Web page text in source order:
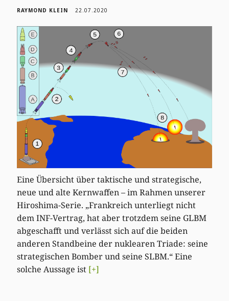
RAYMOND KLEIN 22.07.2020
Eine Übersicht über taktische und strategische,
neue und alte Kernwaffen – im Rahmen unserer
Hiroshima-Serie. „Frankreich unterliegt nicht
dem INF-Vertrag, hat aber trotzdem seine GLBM
abgeschafft und verlässt sich auf die beiden
anderen Standbeine der nuklearen Triade: seine
strategischen Bomber und seine SLBM.“ Eine
solche Aussage ist [+]